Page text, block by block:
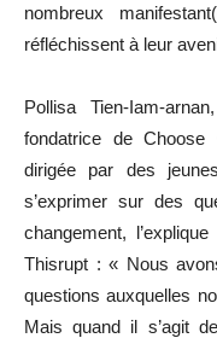
nombreux
réfléchissent à leur
Pollisa Tien-Iam-
fondatrice de Choose
dirigée par des
s’exprimer sur des
changement,
Thisrupt : « Nous
questions auxquelles
Mais quand il s’agit